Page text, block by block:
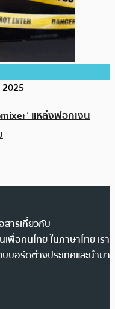
แหล่งฟอกเงิน
ารเกี่ยวกับ
พื่อคนไทย ในภาษาไทย เรา
บอร์ดต่างประเทศและนำมา